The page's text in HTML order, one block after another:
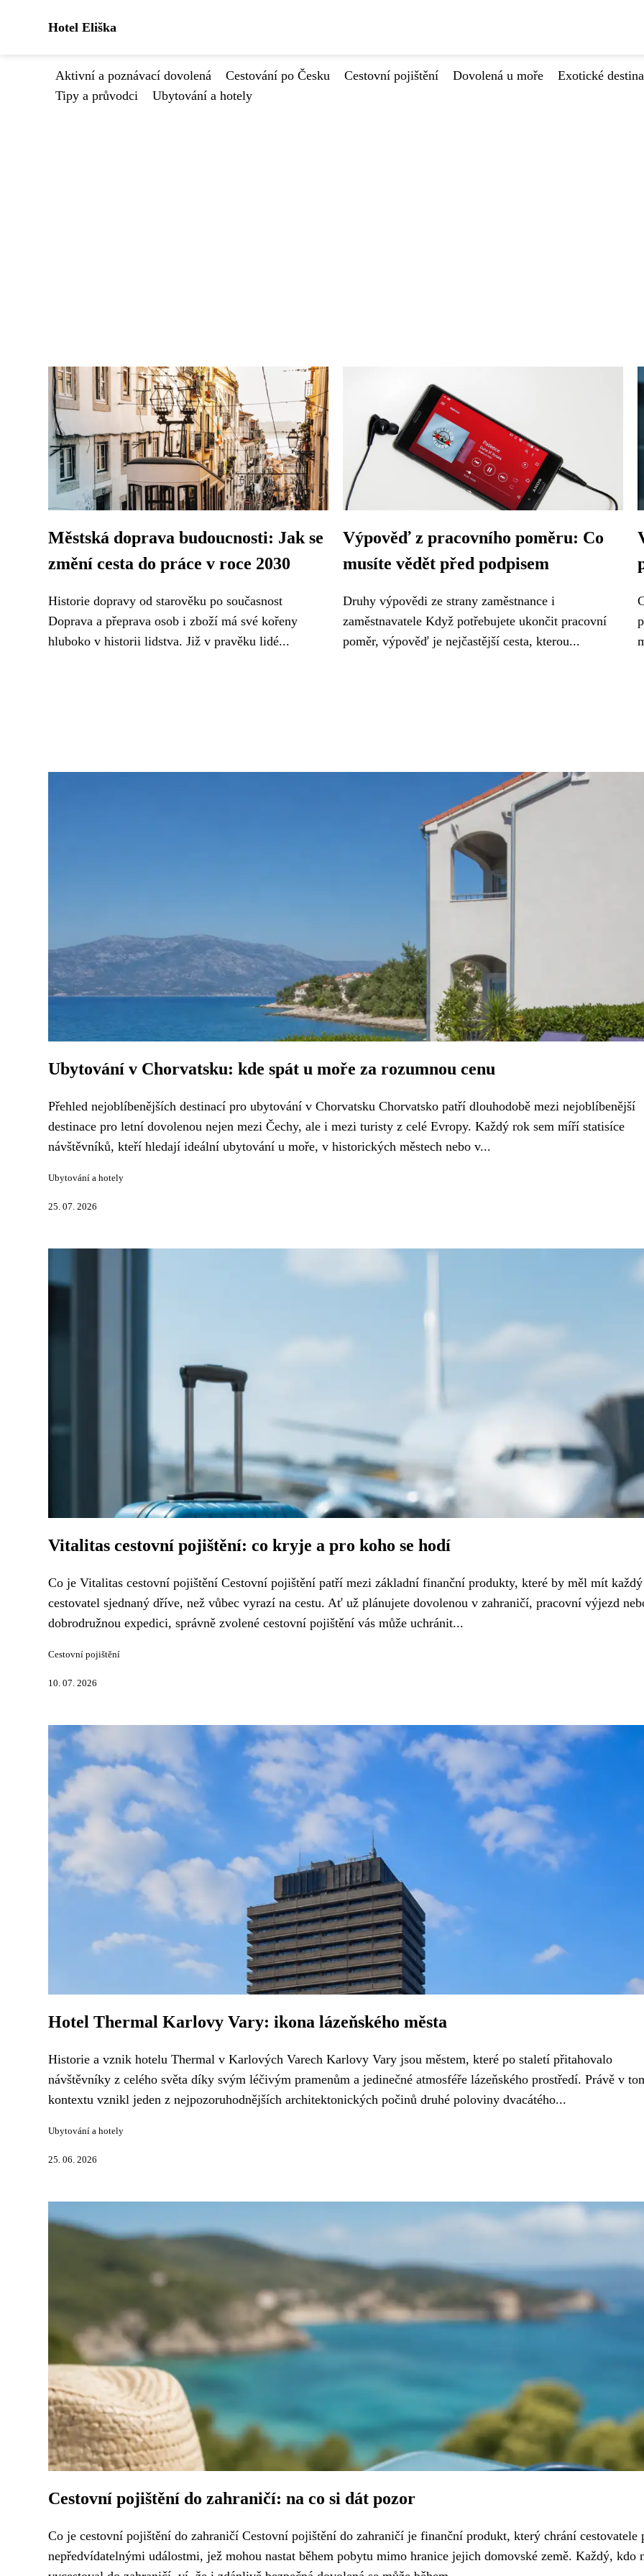
Hotel Eliška
Aktivní a poznávací dovolená Cestování po Česku Cestovní pojištění Dovolená u moře
Exotické
Tipy a průvodci
Ubytování a hotely
Městská doprava budoucnosti: Jak se
změní cesta do práce v roce 2030
Historie dopravy od starověku po současnost
Doprava a přeprava osob i zboží má své kořeny
hluboko v historii lidstva. Již v pravěku lidé...
Výpověď z pracovního poměru: Co
musíte vědět před podpisem
Druhy výpovědi ze strany zaměstnance i
zaměstnavatele Když potřebujete ukončit pracovní
poměr, výpověď je nejčastější cesta, kterou...
Ubytování v Chorvatsku: kde spát u moře za rozumnou cenu
Přehled nejoblíbenějších destinací pro ubytování v Chorvatsku Chorvatsko patří dlouhodobě mezi nejoblíbenější
destinace pro letní dovolenou nejen mezi Čechy, ale i mezi turisty z celé Evropy. Každý rok sem míří statisíce
návštěvníků, kteří hledají ideální ubytování u moře, v historických městech nebo v...
Ubytování a hotely
25. 07. 2026
Vitalitas cestovní pojištění: co kryje a pro koho se hodí
Co je Vitalitas cestovní pojištění Cestovní pojištění patří mezi základní finanční produkty, které by měl mít každý
cestovatel sjednaný dříve, než vůbec vyrazí na cestu. Ať už plánujete dovolenou v zahraničí, pracovní výjezd
dobrodružnou expedici, správně zvolené cestovní pojištění vás může uchránit...
Cestovní pojištění
10. 07. 2026
Hotel Thermal Karlovy Vary: ikona lázeňského města
Historie a vznik hotelu Thermal v Karlových Varech Karlovy Vary jsou městem, které po staletí přitahovalo
návštěvníky z celého světa díky svým léčivým pramenům a jedinečné atmosféře lázeňského prostředí. Právě v
kontextu vznikl jeden z nejpozoruhodnějších architektonických počinů druhé poloviny dvacátého...
Ubytování a hotely
25. 06. 2026
Cestovní pojištění do zahraničí: na co si dát pozor
Co je cestovní pojištění do zahraničí Cestovní pojištění do zahraničí je finanční produkt, který chrání cestovatele
nepředvídatelnými událostmi, jež mohou nastat během pobytu mimo hranice jejich domovské země. Každý, kdo